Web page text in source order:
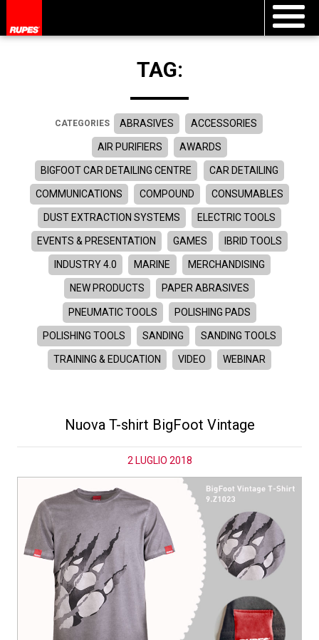
TAG:
CATEGORIES ABRASIVES ACCESSORIES
AIR PURIFIERS AWARDS
BIGFOOT CAR DETAILING CENTRE CAR DETAILING
COMMUNICATIONS COMPOUND CONSUMABLES
DUST EXTRACTION SYSTEMS ELECTRIC TOOLS
EVENTS & PRESENTATION GAMES IBRID TOOLS
INDUSTRY 4.0 MARINE MERCHANDISING
NEW PRODUCTS PAPER ABRASIVES
PNEUMATIC TOOLS POLISHING PADS
POLISHING TOOLS SANDING SANDING TOOLS
TRAINING & EDUCATION VIDEO WEBINAR
Nuova T-shirt BigFoot Vintage
2 LUGLIO 2018